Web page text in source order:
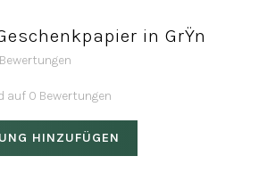
in GrŸn
auf 0 Bewertungen
HINZUFÜGEN